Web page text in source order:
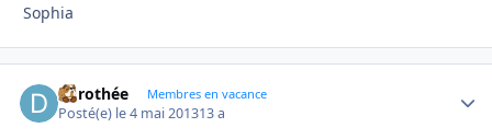
Sophia
dorothée Membres en vacance
Posté(e) le 4 mai 201313 a